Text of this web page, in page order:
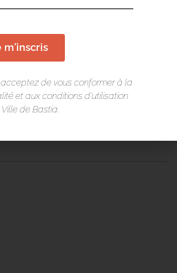
servizii/culture-
m'inscris
de vous conformer à la
et aux conditions d’utilisation
de Bastia.